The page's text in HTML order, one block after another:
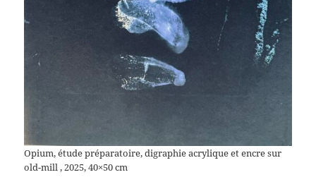
Opium, étude préparatoire, digraphie acrylique et encre sur
old-mill , 2025, 40×50 cm